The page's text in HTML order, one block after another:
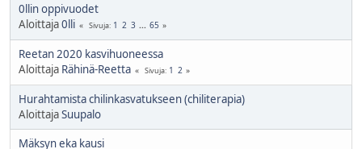
0llin oppivuodet
Aloittaja0lli Sivuja 1 2 3 ... 65
Reetan 2020 kasvihuoneessa
Aloittaja Rähinä-Reetta Sivuja 1 2
Hurahtamista chilinkasvatukseen (chiliterapia)
AloittajaSuupalo
Mäksyn eka kausi